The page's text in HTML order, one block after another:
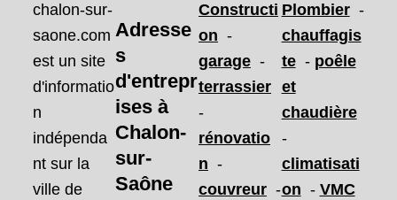
chalon-sur-
saone.com
est un site
d'informatio
n
indépenda
nt sur la
ville de
Adresse
s
d'entrepr
isesà
Chalon-
sur-
Saône
Constructi
on -
garage -
terrassier
-
rénovatio
n -
couvreur -
Plombier -
chauffagis
te - poêle
et
chaudière
-
climatisati
on - VMC